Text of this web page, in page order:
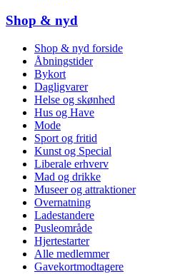
Shop & nyd
Shop & nyd forside
Åbningstider
Bykort
Dagligvarer
Helse og skønhed
Hus og Have
Mode
Sport og fritid
Kunst og Special
Liberale erhverv
Mad og drikke
Museer og attraktioner
Overnatning
Ladestandere
Pusleområde
Hjertestarter
Alle medlemmer
Gavekortmodtagere